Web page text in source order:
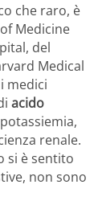
che raro, è
Medicine
del
Medical
medici
acido
renale.
si è sentito
non sono